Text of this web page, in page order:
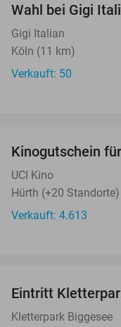
Wahl bei Gigi
Gigi Italian
Köln (11 km)
Verkauft: 50
Kinogutschein
UCI Kino
Hürth (+20 Standorte)
Verkauft: 4.613
Eintritt
Kletterpark Biggesee